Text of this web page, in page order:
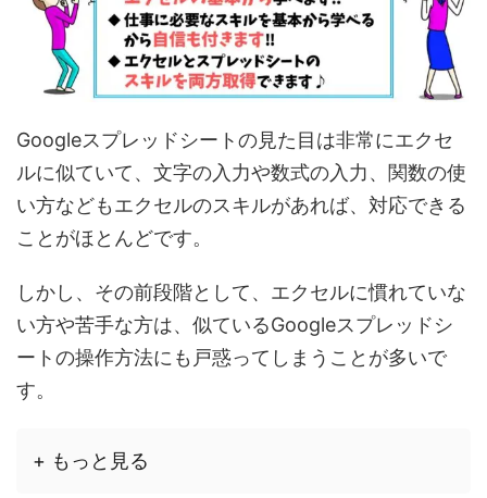
Googleスプレッドシートの見た目は非常にエクセ
ルに似ていて、文字の入力や数式の入力、関数の使
い方などもエクセルのスキルがあれば、対応できる
ことがほとんどです。
しかし、その前段階として、エクセルに慣れていな
い方や苦手な方は、似ているGoogleスプレッドシ
ートの操作方法にも戸惑ってしまうことが多いで
す。
+ もっと見る